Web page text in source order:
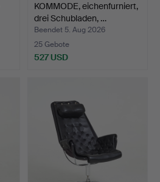
KOMMODE, eichenfurniert,
drei Schubladen, …
Beendet 5. Aug 2026
25 Gebote
527 USD